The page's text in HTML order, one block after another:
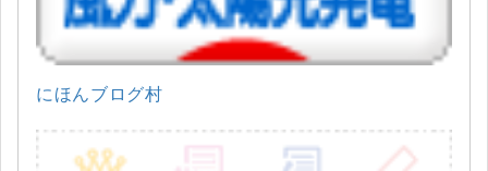
にほんブログ村